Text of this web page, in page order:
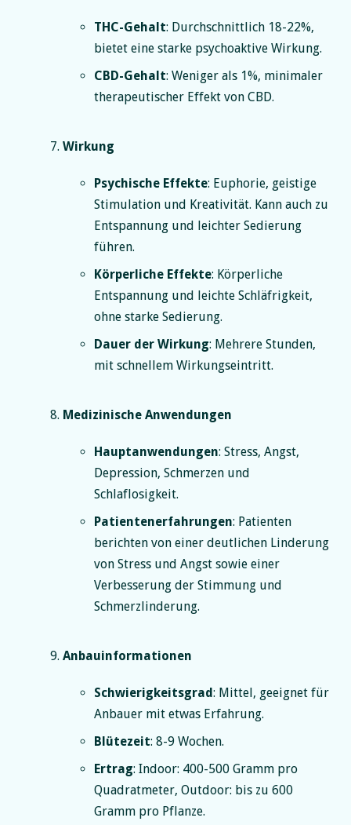
THC-Gehalt: Durchschnittlich 18-22%,
bietet eine starke psychoaktive Wirkung.
CBD-Gehalt: Weniger als 1%, minimaler
therapeutischer Effekt von CBD.
Wirkung
Psychische Effekte: Euphorie, geistige
Stimulation und Kreativität. Kann auch zu
Entspannung und leichter Sedierung
führen.
Körperliche Effekte: Körperliche
Entspannung und leichte Schläfrigkeit,
ohne starke Sedierung.
Dauer der Wirkung: Mehrere Stunden,
mit schnellem Wirkungseintritt.
Medizinische Anwendungen
Hauptanwendungen: Stress, Angst,
Depression, Schmerzen und
Schlaflosigkeit.
Patientenerfahrungen: Patienten
berichten von einer deutlichen Linderung
von Stress und Angst sowie einer
Verbesserung der Stimmung und
Schmerzlinderung.
Anbauinformationen
Schwierigkeitsgrad: Mittel, geeignet für
Anbauer mit etwas Erfahrung.
Blütezeit: 8-9 Wochen.
Ertrag: Indoor: 400-500 Gramm pro
Quadratmeter, Outdoor: bis zu 600
Gramm pro Pflanze.